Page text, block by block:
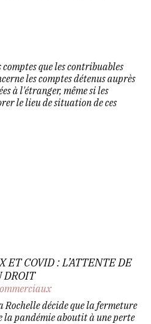
que les contribuables
les comptes détenus auprès
à l'étranger, même si les
le lieu de situation de ces
ET COVID : L’ATTENTE DE
DROIT
décide que la fermeture
la pandémie aboutit à une perte